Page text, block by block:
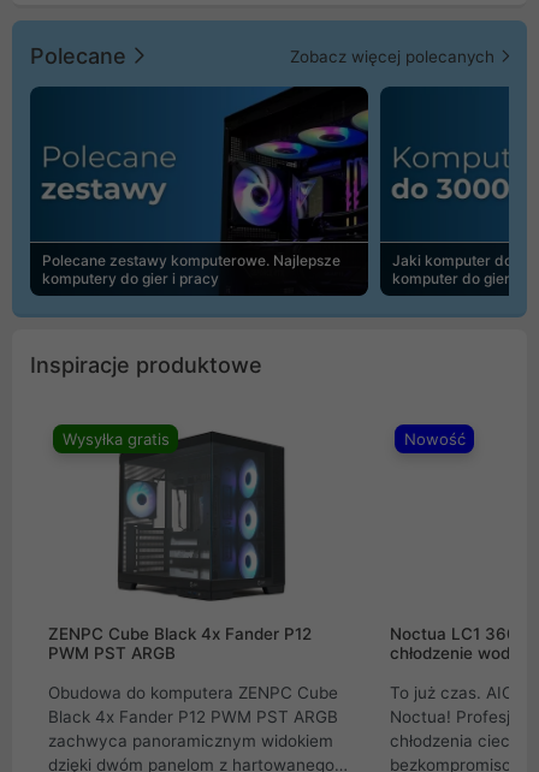
Polecane Zobacz więcej polecanych
Polecane zestawy komputerowe. Najlepsze
komputery do gier i pracy
Jaki komputer do
komputer do gier |
Inspiracje produktowe
Wysyłka gratis
ZENPC Cube Black 4x Fander P12
PWM PST ARGB
Obudowa do komputera ZENPC Cube
Black 4x Fander P12 PWM PST ARGB
zachwyca panoramicznym widokiem
dzięki dwóm panelom z hartowanego
Nowość
Noctua LC1
chłodzenie wodne
To już czas. AIO
Noctua!
chłodzenia cieczą